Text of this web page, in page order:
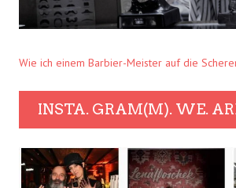
Wie ich einem Barbier-Meister auf die
INSTA. GRAM(M). WE.